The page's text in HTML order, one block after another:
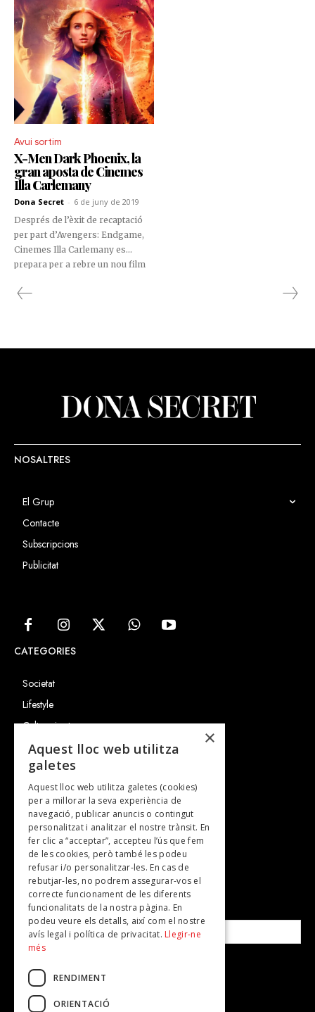
franquícia.
Avui sortim
X-Men Dark Phoenix, la
gran aposta de Cinemes
Illa Carlemany
Dona Secret - 6 de juny de 2019
Després de l’èxit de recaptació
per part d’Avengers: Endgame,
Cinemes Illa Carlemany es
prepara per a rebre un nou film
Phoenix.
NOSALTRES
El Grup
Contacte
Subscripcions
Publicitat
CATEGORIES
Societat
Lifestyle
Cultura i art
Entrevistes
Gastronomia
TV
Plans per fer
Revistes
SUBSCRIU-TE A LA NOSTRA NEWSLETTER!
Correu electrònic*
Accepto lapolítica de privacitat
×
Aquest lloc web utilitza
galetes
Aquest lloc web utilitza galetes (cookies)
per a millorar la seva experiència de
navegació, publicar anuncis o contingut
personalitzat i analitzar el nostre trànsit. En
fer clic a “acceptar”, accepteu l’ús que fem
de les cookies, però també les podeu
refusar i/o personalitzar-les. En cas de
rebutjar-les, no podrem assegurar-vos el
correcte funcionament de les diferents
funcionalitats de la nostra pàgina. En
podeu veure els detalls, així com el nostre
avís legal i política de privacitat. Llegir-ne
més
RENDIMENT
ORIENTACIÓ